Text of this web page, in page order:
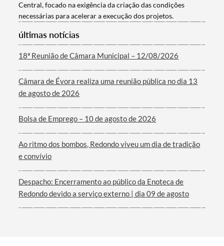
Filtros
Central, focado na exigência da criação das condições
necessárias para acelerar a execução dos projetos.
últimas notícias
18ª Reunião de Câmara Municipal – 12/08/2026
Câmara de Évora realiza uma reunião pública no dia 13
de agosto de 2026
Bolsa de Emprego – 10 de agosto de 2026
Ao ritmo dos bombos, Redondo viveu um dia de tradição
e convívio
Despacho: Encerramento ao público da Enoteca de
Redondo devido a serviço externo | dia 09 de agosto